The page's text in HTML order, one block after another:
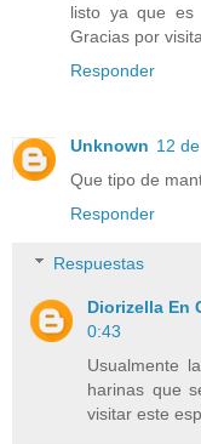
listo ya que es
Gracias por
Responder
Unknown 12
Que tipo de
Responder
Respuestas
Diorizella En
0:43
Usualmente
harinas que
visitar este